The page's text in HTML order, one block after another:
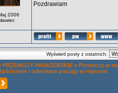
2006
Pozdrawiam
Wyświetl posty z ostatnich:
PRZEWOZY PASAŻERSKIE » Przewozy w
i odwołane pociągi w regionie